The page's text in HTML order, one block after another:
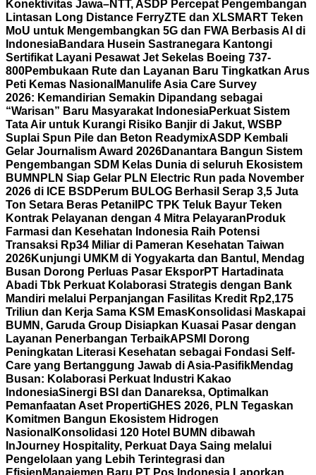
Konektivitas Jawa–NTT, ASDP Percepat Pengembangan
Lintasan Long Distance FerryZTE dan XLSMART Teken
MoU untuk Mengembangkan 5G dan FWA Berbasis AI di
IndonesiaBandara Husein Sastranegara Kantongi
Sertifikat Layani Pesawat Jet Sekelas Boeing 737-
800Pembukaan Rute dan Layanan Baru Tingkatkan Arus
Peti Kemas Nasional Manulife Asia Care Survey
2026: Kemandirian Semakin Dipandang sebagai
“Warisan” Baru Masyarakat IndonesiaPerkuat Sistem
Tata Air untuk Kurangi Risiko Banjir di Jakut, WSBP
Suplai Spun Pile dan Beton ReadymixASDP Kembali
Gelar Journalism Award 2026Danantara Bangun Sistem
Pengembangan SDM Kelas Dunia di seluruh Ekosistem
BUMN PLN Siap Gelar PLN Electric Run pada November
2026 di ICE BSD Perum BULOG Berhasil Serap 3,5 Juta
Ton Setara Beras Petani IPC TPK Teluk Bayur Teken
Kontrak Pelayanan dengan 4 Mitra Pelayaran Produk
Farmasi dan Kesehatan Indonesia Raih Potensi
Transaksi Rp34 Miliar di Pameran Kesehatan Taiwan
2026Kunjungi UMKM di Yogyakarta dan Bantul, Mendag
Busan Dorong Perluas Pasar EksporPT Hartadinata
Abadi Tbk Perkuat Kolaborasi Strategis dengan Bank
Mandiri melalui Perpanjangan Fasilitas Kredit Rp2,175
Triliun dan Kerja Sama KSM EmasKonsolidasi Maskapai
BUMN, Garuda Group Disiapkan Kuasai Pasar dengan
Layanan Penerbangan TerbaikAPSMI Dorong
Peningkatan Literasi Kesehatan sebagai Fondasi Self-
Care yang Bertanggung Jawab di Asia-PasifikMendag
Busan: Kolaborasi Perkuat Industri Kakao
IndonesiaSinergi BSI dan Danareksa, Optimalkan
Pemanfaatan Aset PropertiGHES 2026, PLN Tegaskan
Komitmen Bangun Ekosistem Hidrogen
Nasional Konsolidasi 120 Hotel BUMN dibawah
InJourney Hospitality, Perkuat Daya Saing melalui
Pengelolaan yang Lebih Terintegrasi dan
Efisien Manajemen Baru PT Pos Indonesia Laporkan